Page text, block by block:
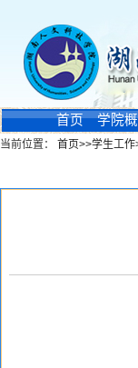
首页 学院
当前位置： 首页>>学生工作